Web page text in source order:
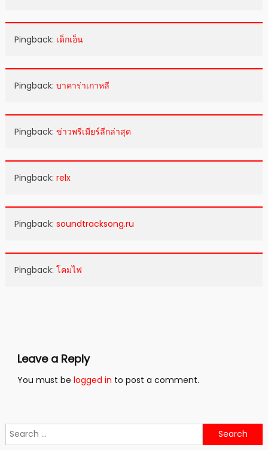
Pingback: เด็กเอ็น
Pingback: บาคาร่าเกาหลี
Pingback: ข่าวพรีเมียร์ลีกล่าสุด
Pingback: relx
Pingback: soundtracksong.ru
Pingback: โคมไฟ
Leave a Reply
You must be logged in to post a comment.
Search
for: